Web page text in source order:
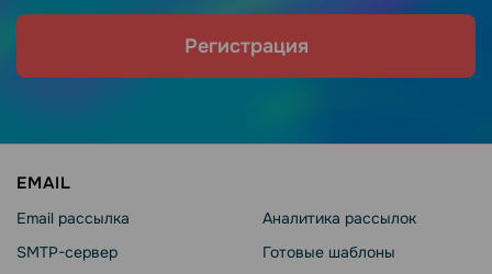
Регистрация
EMAIL
Email рассылка
SMTP-сервер
Аналитика рассылок
Готовые шаблоны